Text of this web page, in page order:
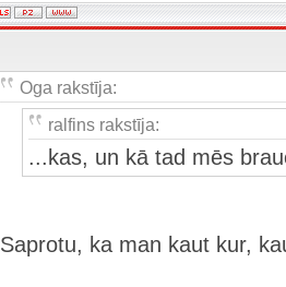
Oga rakstīja:
ralfins rakstīja:
...kas, un kā tad mēs
Saprotu, ka man kaut kur,